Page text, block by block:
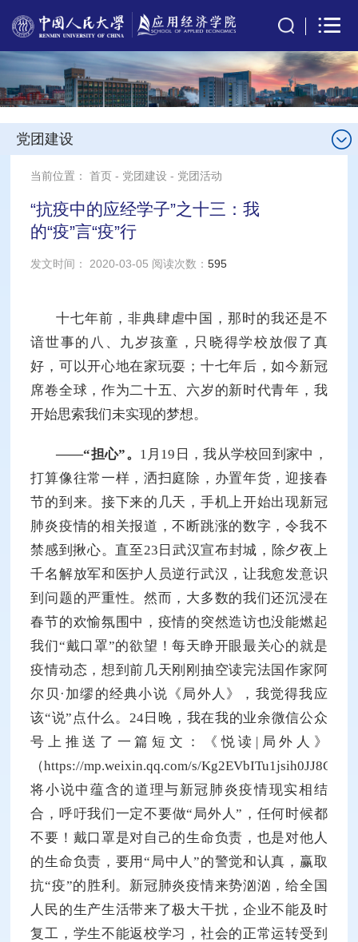
党团建设
当前位置：首页 - 党团建设 - 党团活动
“抗疫中的应经学子”之十三：我
的“疫”言“疫”行
发文时间： 2020-03-05 阅读次数：595
十七年前，非典肆虐中国，那时的我还是不
谙世事的八、九岁孩童，只晓得学校放假了真
好，可以开心地在家玩耍；十七年后，如今新冠
席卷全球，作为二十五、六岁的新时代青年，我
开始思索我们未实现的梦想。
——“担心”。 1月19日，我从学校回到家中，
打算像往常一样，洒扫庭除，办置年货，迎接春
节的到来。接下来的几天，手机上开始出现新冠
肺炎疫情的相关报道，不断跳涨的数字，令我不
禁感到揪心。直至23日武汉宣布封城，除夕夜上
千名解放军和医护人员逆行武汉，让我愈发意识
到问题的严重性。然而，大多数的我们还沉浸在
春节的欢愉氛围中，疫情的突然造访也没能燃起
我们“戴口罩”的欲望！每天睁开眼最关心的就是
疫情动态，想到前几天刚刚抽空读完法国作家阿
尔贝·加缪的经典小说《局外人》，我觉得我应
该“说”点什么。24日晚，我在我的业余微信公众
号上推送了一篇短文：《悦读|局外人》
（https://mp.weixin.qq.com/s/
将小说中蕴含的道理与新冠肺炎疫情现实相结
合，呼吁我们一定不要做“局外人”，任何时候都
不要！戴口罩是对自己的生命负责，也是对他人
的生命负责，要用“局中人”的警觉和认真，赢取
抗“疫”的胜利。新冠肺炎疫情来势汹汹，给全国
人民的生产生活带来了极大干扰，企业不能及时
复工，学生不能返校学习，社会的正常运转受到